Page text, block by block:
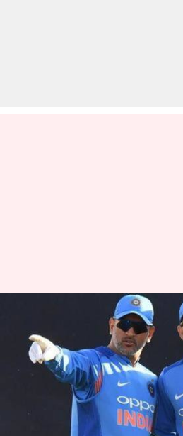
मैच को पढ़ने और
धोनी से काफी पीछे हैं
के कोच
मोहम्मद वाहिद May 10, 2019 10:36